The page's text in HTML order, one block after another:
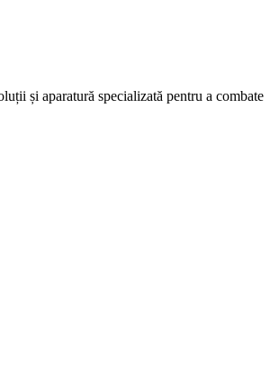
și aparatură specializată pentru a combate